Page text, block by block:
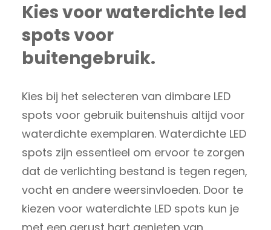
Kies voor waterdichte led
spots voor
buitengebruik.
Kies bij het selecteren van dimbare LED
spots voor gebruik buitenshuis altijd voor
waterdichte exemplaren. Waterdichte LED
spots zijn essentieel om ervoor te zorgen
dat de verlichting bestand is tegen regen,
vocht en andere weersinvloeden. Door te
kiezen voor waterdichte LED spots kun je